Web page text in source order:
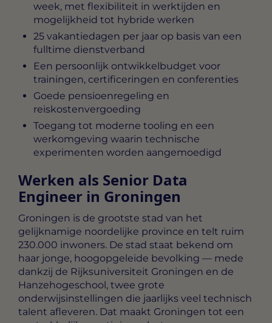
week, met flexibiliteit in werktijden en
mogelijkheid tot hybride werken
25 vakantiedagen per jaar op basis van een
fulltime dienstverband
Een persoonlijk ontwikkelbudget voor
trainingen, certificeringen en conferenties
Goede pensioenregeling en
reiskostenvergoeding
Toegang tot moderne tooling en een
werkomgeving waarin technische
experimenten worden aangemoedigd
Werken als Senior Data
Engineer in Groningen
Groningen is de grootste stad van het
gelijknamige noordelijke province en telt ruim
230.000 inwoners. De stad staat bekend om
haar jonge, hoogopgeleide bevolking — mede
dankzij de Rijksuniversiteit Groningen en de
Hanzehogeschool, twee grote
onderwijsinstellingen die jaarlijks veel technisch
talent afleveren. Dat maakt Groningen tot een